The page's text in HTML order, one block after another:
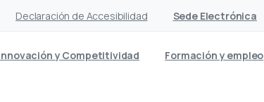
Declaración de Accesibilidad Sede Electrónica
y Competitividad Formación y empleo